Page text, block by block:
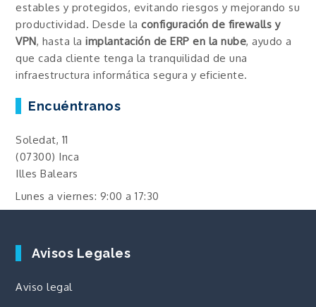
estables y protegidos, evitando riesgos y mejorando su
productividad. Desde laconfiguración de firewalls y
VPN, hasta laimplantación de ERP en la nube, ayudo a
que cada cliente tenga la tranquilidad de una
infraestructura informática segura y eficiente.
Encuéntranos
Soledat, 11
(07300) Inca
Illes Balears
Lunes a viernes: 9:00 a 17:30
Avisos Legales
Aviso legal